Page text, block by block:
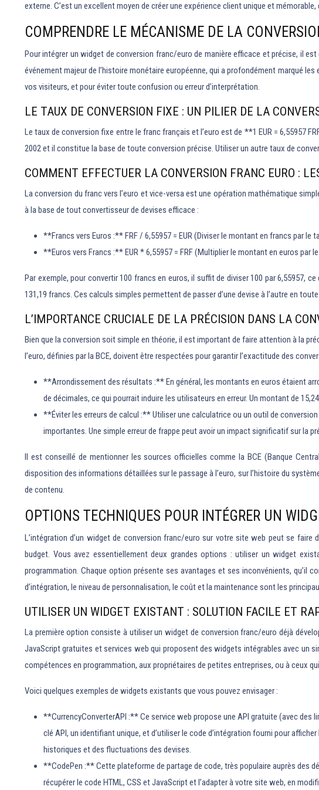
externe. C’est un excellent moyen de créer une expérience client unique et
COMPRENDRE LE MÉCANISME DE LA
Pour intégrer un widget de conversion franc/euro de manière efficace et précise, il
événement majeur de l’histoire monétaire européenne, qui a profondément marqué
vos visiteurs, et pour éviter toute confusion ou erreur d’interprétation.
LE TAUX DE CONVERSION FIXE : UN PILIER DE LA
Le taux de conversion fixe entre le franc français et l’euro est de **1 EUR = 6,55957
2002 et il constitue la base de toute conversion précise. Utiliser un autre taux de
COMMENT EFFECTUER LA CONVERSION FRANC EURO :
La conversion du franc vers l’euro et vice-versa est une opération mathématique
à la base de tout convertisseur de devises efficace :
**Francs vers Euros :** FRF / 6,55957 = EUR (Diviser le montant en francs par le
**Euros vers Francs :** EUR * 6,55957 = FRF (Multiplier le montant en euros par
Par exemple, pour convertir 100 francs en euros, il suffit de diviser 100 par 6,55957,
131,19 francs. Ces calculs simples permettent de passer d’une devise à l’autre en
L’IMPORTANCE CRUCIALE DE LA PRÉCISION DANS LA
Bien que la conversion soit simple en théorie, il est important de faire attention à la
l’euro, définies par la BCE, doivent être respectées pour garantir l’exactitude des
**Arrondissement des résultats :** En général, les montants en euros étaient
de décimales, ce qui pourrait induire les utilisateurs en erreur. Un montant de
**Éviter les erreurs de calcul :** Utiliser une calculatrice ou un outil de
importantes. Une simple erreur de frappe peut avoir un impact significatif sur la
Il est conseillé de mentionner les sources officielles comme la BCE (Banque
disposition des informations détaillées sur le passage à l’euro, sur l’histoire du
de contenu.
OPTIONS TECHNIQUES POUR INTÉGRER UN
L’intégration d’un widget de conversion franc/euro sur votre site web peut se
budget. Vous avez essentiellement deux grandes options : utiliser un widget
programmation. Chaque option présente ses avantages et ses inconvénients, qu’il
d’intégration, le niveau de personnalisation, le coût et la maintenance sont les
UTILISER UN WIDGET EXISTANT : SOLUTION FACILE ET
La première option consiste à utiliser un widget de conversion franc/euro déjà
JavaScript gratuites et services web qui proposent des widgets intégrables avec un
compétences en programmation, aux propriétaires de petites entreprises, ou à ceux
Voici quelques exemples de widgets existants que vous pouvez envisager :
**CurrencyConverterAPI :** Ce service web propose une API gratuite (avec des
clé API, un identifiant unique, et d’utiliser le code d’intégration fourni pour
historiques et des fluctuations des devises.
**CodePen :** Cette plateforme de partage de code, très populaire auprès des
récupérer le code HTML, CSS et JavaScript et l’adapter à votre site web, en